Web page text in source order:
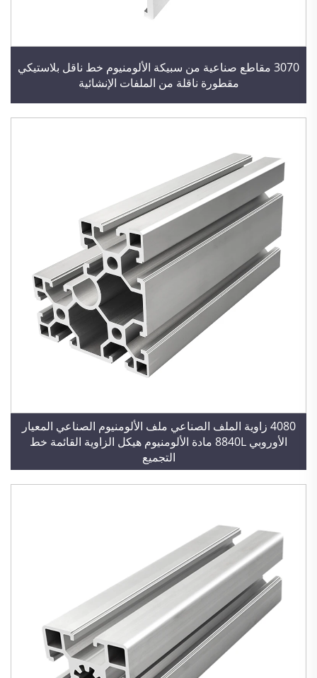
3070 مقاطع صناعية من سبيكة الألومنيوم خط ناقل بلاستيكي
مقطورة ناقلة من الملفات الإنشائية
4080 زاوية الملف الصناعي ملف الألومنيوم الصناعي المعيار
الأوروبي 8840L مادة الألومنيوم هيكل الزاوية القائمة خط
التجميع